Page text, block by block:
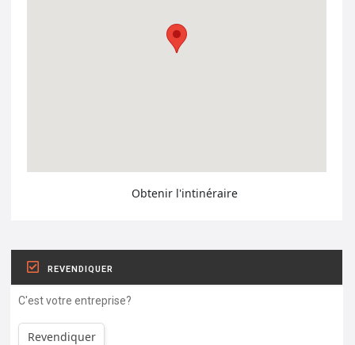
Obtenir l'intinéraire
REVENDIQUER
C'est votre entreprise?
Revendiquer